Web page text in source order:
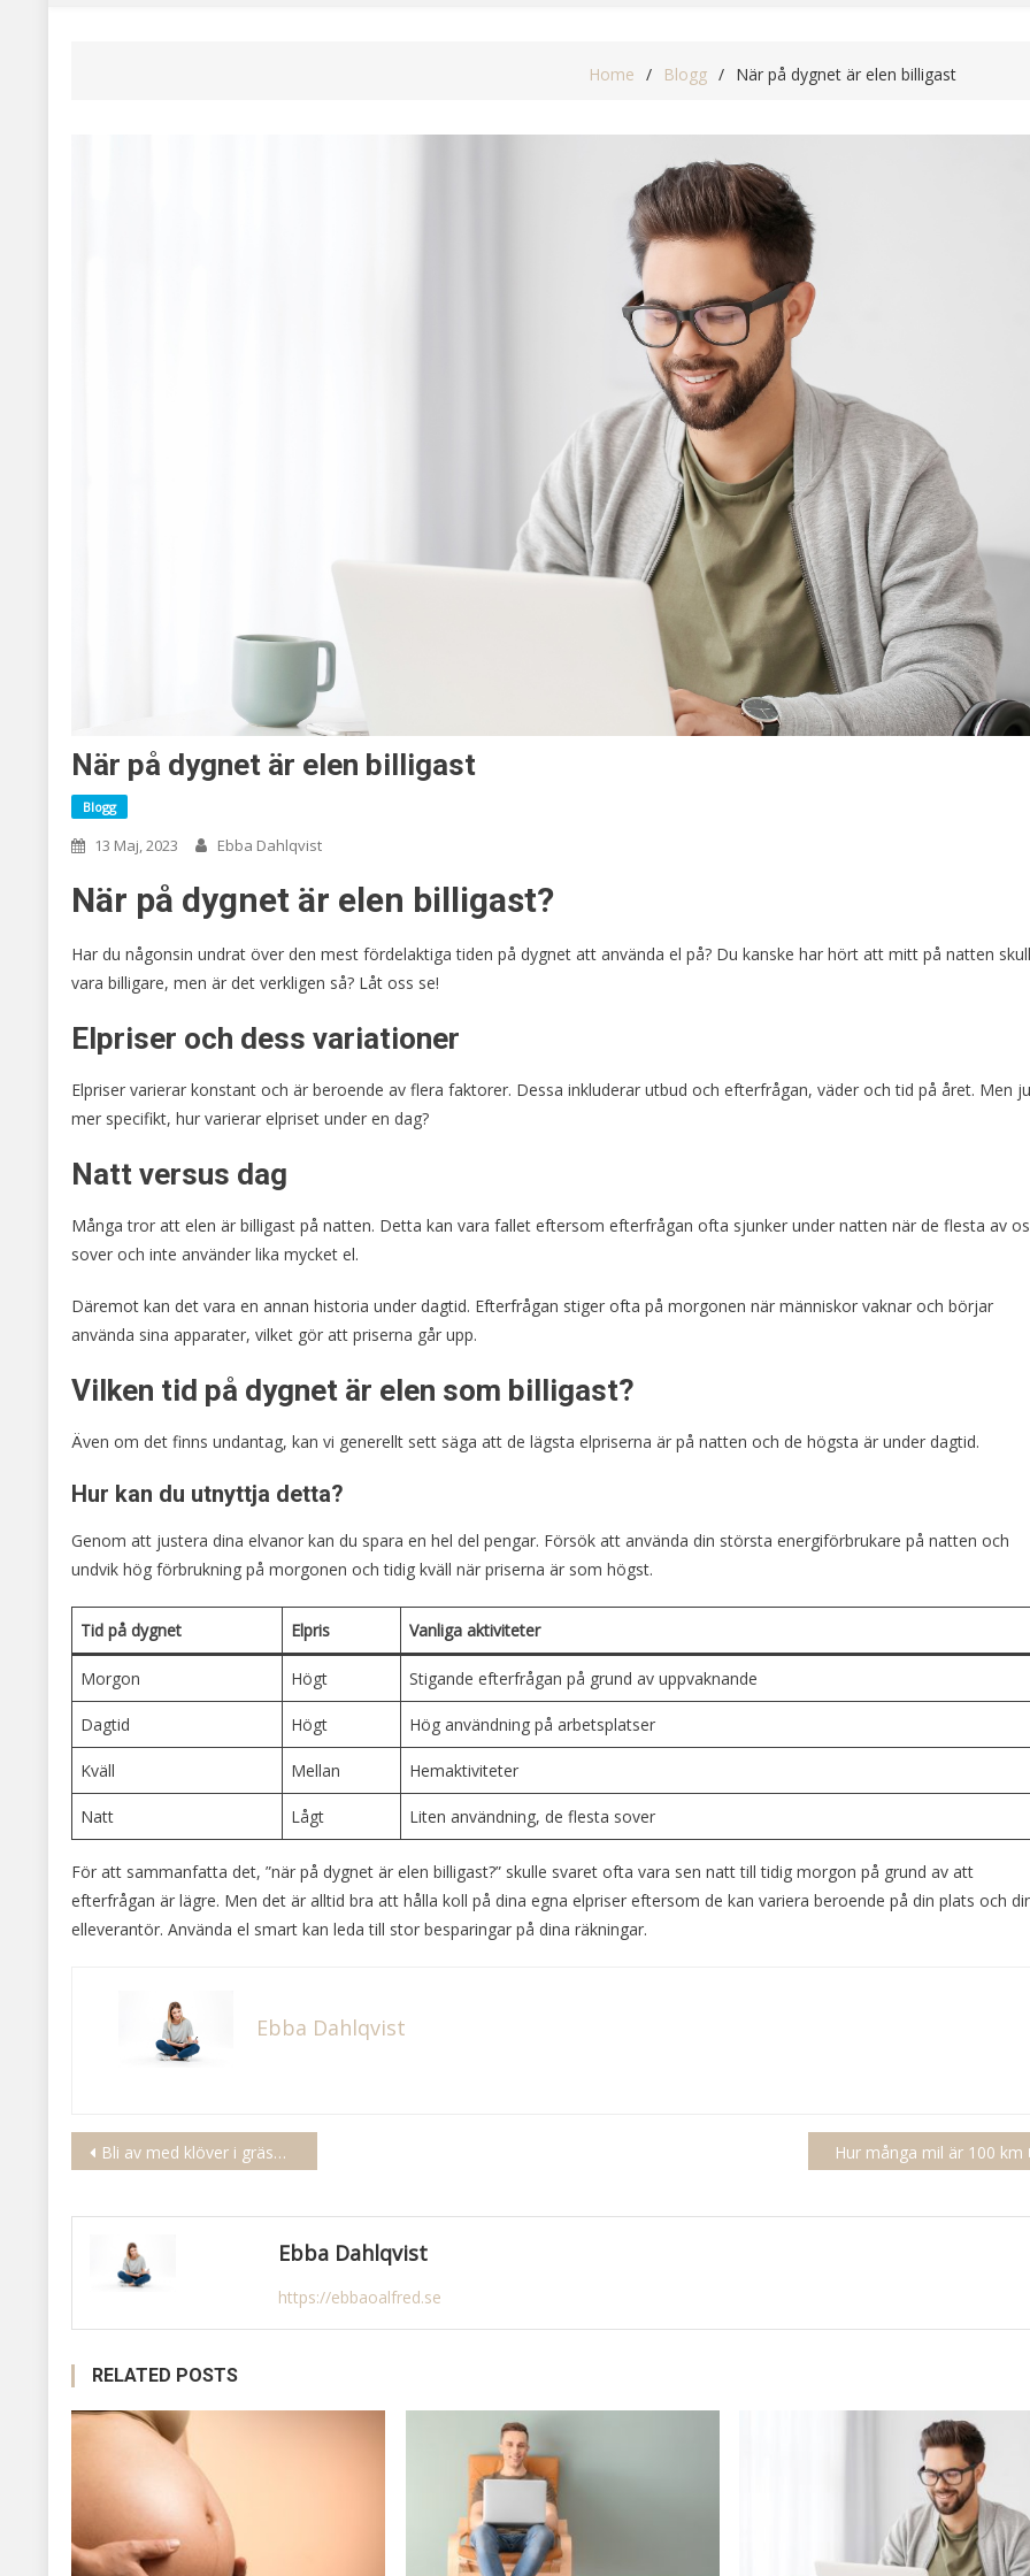
Home Blogg När på dygnet är elen billigast
När på dygnet är elen billigast
Blogg
13 Maj, 2023 Ebba Dahlqvist
När på dygnet är elen billigast?
Har du någonsin undrat över den mest fördelaktiga tiden på dygnet att använda el på? Du kanske har hört att mitt på natten
vara billigare, men är det verkligen så? Låt oss se!
Elpriser och dess variationer
Elpriser varierar konstant och är beroende av flera faktorer. Dessa inkluderar utbud och efterfrågan, väder och tid på året. Men ju
mer specifikt, hur varierar elpriset under en dag?
Natt versus dag
Många tror att elen är billigast på natten. Detta kan vara fallet eftersom efterfrågan ofta sjunker under natten när de flesta av
sover och inte använder lika mycket el.
Däremot kan det vara en annan historia under dagtid. Efterfrågan stiger ofta på morgonen när människor vaknar och börjar
använda sina apparater, vilket gör att priserna går upp.
Vilken tid på dygnet är elen som billigast?
Även om det finns undantag, kan vi generellt sett säga att de lägsta elpriserna är på natten och de högsta är under dagtid.
Hur kan du utnyttja detta?
Genom att justera dina elvanor kan du spara en hel del pengar. Försök att använda din största energiförbrukare på natten och
undvik hög förbrukning på morgonen och tidig kväll när priserna är som högst.
Tid på dygnet Elpris Vanliga aktiviteter
Morgon Högt Stigande efterfrågan på grund av uppvaknande
Dagtid Högt Hög användning på arbetsplatser
Kväll Mellan Hemaktiviteter
Natt Lågt Liten användning, de flesta sover
För att sammanfatta det, ”när på dygnet är elen billigast?” skulle svaret ofta vara sen natt till tidig morgon på grund av att
efterfrågan är lägre. Men det är alltid bra att hålla koll på dina egna elpriser eftersom de kan variera beroende på din plats och
elleverantör. Använda el smart kan leda till stor besparingar på dina räkningar.
Ebba Dahlqvist
Inläggsnavigering
Bli av med klöver i gräsmattan Hur många mil är 100 km
Ebba Dahlqvist
https://ebbaoalfred.se
RELATED POSTS